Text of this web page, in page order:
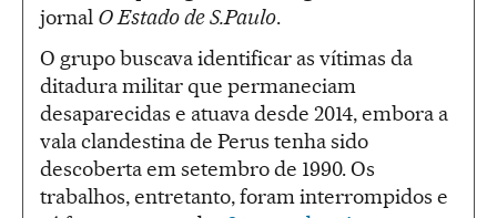
jornal O Estado de S.Paulo.
O grupo buscava identificar as vítimas da
ditadura militar que permaneciam
desaparecidas e atuava desde 2014, embora a
vala clandestina de Perus tenha sido
descoberta em setembro de 1990. Os
trabalhos, entretanto, foram interrompidos e